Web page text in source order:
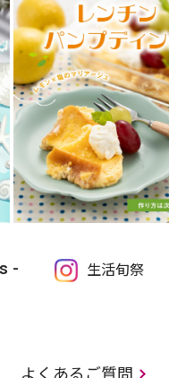
生活旬祭
よくあるご質問